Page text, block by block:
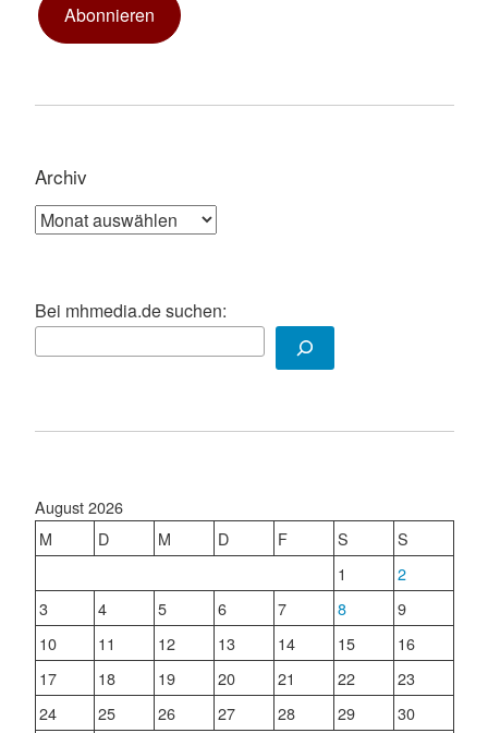
Abonnieren
Archiv
Archiv
Bei mhmedia.de suchen:
August 2026
M
D M D F S
S
1
2
3
4 5 6 7 8
9
10
11 12 13 14 15
16
17
18 19 20 21 22
23
24
25 26 27 28 29
30